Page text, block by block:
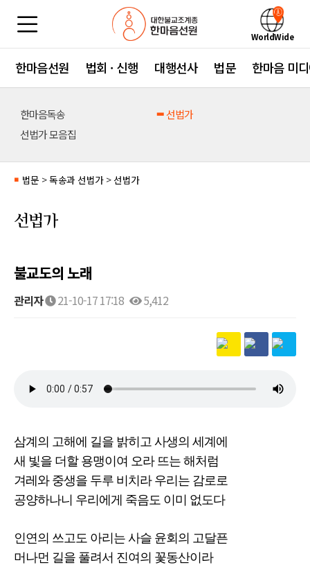
WorldWide
한마음선원 법회 · 신행 대행선사 법문 한마음 미
한마음독송
선법가
선법가 모음집
■ 법문 >독송과 선법가>선법가
선법가
불교도의 노래
관리자 21-10-17 17:18 5,412
삼계의 고해에 길을 밝히고 사생의 세계에
새 빛을 더할 용맹이여 오라 뜨는 해처럼
겨레와 중생을 두루 비치라 우리는 감로로
공양하나니 우리에게 죽음도 이미 없도다
인연의 쓰고도 아리는 사슬 윤회의 고달픈
머나먼 길을 풀려서 진여의 꽃동산이라